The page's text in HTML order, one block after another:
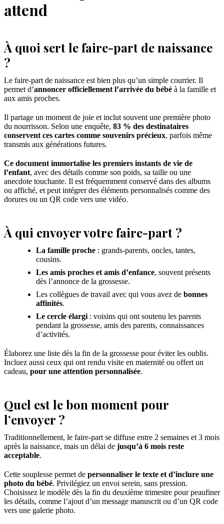
attend
À quoi sert le faire-part de naissance
?
Le faire-part de naissance est bien plus qu’un simple courrier. Il
permet d’annoncer officiellement l’arrivée du bébé à la famille et
aux amis proches.
Il partage un moment de joie et inclut souvent une première photo
du nourrisson. Selon une enquête, 83 % des destinataires
conservent ces cartes comme souvenirs précieux, parfois même
transmis aux générations futures.
Ce document immortalise les premiers instants de vie de
l’enfant, avec des détails comme son poids, sa taille ou une
anecdote touchante. Il est fréquemment conservé dans des albums
ou affiché, et peut intégrer des éléments personnalisés comme des
dorures ou un QR code vers une vidéo.
À qui envoyer votre faire-part ?
La famille proche : grands-parents, oncles, tantes,
cousins.
Les amis proches et amis d’enfance, souvent présents
dès l’annonce de la grossesse.
Les collègues de travail avec qui vous avez de bonnes
affinités.
Le cercle élargi : voisins qui ont soutenu les parents
pendant la grossesse, amis des parents, connaissances
d’activités.
Élaborez une liste dès la fin de la grossesse pour éviter les oublis.
Incluez aussi ceux qui ont rendu visite en maternité ou offert un
cadeau, pour une attention personnalisée.
Quel est le bon moment pour
l’envoyer ?
Traditionnellement, le faire-part se diffuse entre 2 semaines et 3 mois
après la naissance, mais un délai de jusqu’à 6 mois reste
acceptable.
Cette souplesse permet de personnaliser le texte et d’inclure une
photo du bébé. Privilégiez un envoi serein, sans pression.
Choisissez le modèle dès la fin du deuxième trimestre pour peaufiner
les détails, comme l’ajout d’un message manuscrit ou d’un QR code
vers une galerie photo.